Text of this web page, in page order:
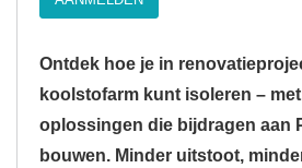
Ontdek hoe je in
koolstofarm kunt isoleren –
oplossingen die bijdragen aan
bouwen. Minder uitstoot,